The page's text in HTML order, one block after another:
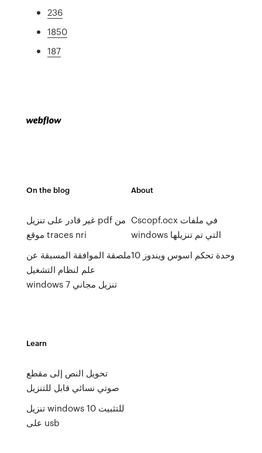
236
1850
187
On the blog
غير قادر على تنزيل pdf من
موقع traces nri
ملصقة الموافقة المسبقة عن
علم لنظام التشغيل
windows 7 تنزيل مجاني
About
Cscopf.ocx في ملفات
windows التي تم تنزيلها
وحدة تحكم اسوس ويندوز 10
Learn
تحويل النص إلى مقطع
صوتي نسائي قابل للتنزيل
تنزيل windows 10 للتثبيت
على usb